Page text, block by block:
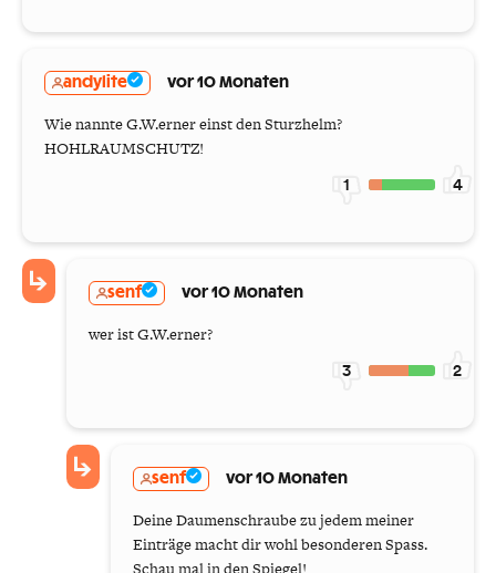
andylite vor 10 Monaten
Wie nannte G.W.erner einst den Sturzhelm?
HOHLRAUMSCHUTZ!
1 4
senf vor 10 Monaten
wer ist G.W.erner?
3 2
senf vor 10 Monaten
Deine Daumenschraube zu jedem meiner
Einträge macht dir wohl besonderen Spass.
Schau mal in den Spiegel!